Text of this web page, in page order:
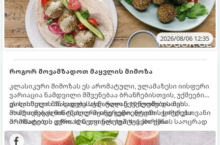
2026/08/06 12:35
როგორ მოვამზადოთ მაყვლის მიმოზა
კლასიკური მიმოზას ეს არომატული, ულამაზესი იისფერი
ვარიაცია ნამდვილი მშვენებაა ბრანჩებისთვის, უქმეების
დილისთვის ან სადღესასწაულო წვეულებებისთვის.
ახალი მაყვლის ტკბილ-მჟავე გემო, ლაიმის ციტრუსოვანი
არომატი და ცქრიალა ღვინის ბუშტუკები ქმნის საოცრად
დახვეწილ და მაგრილებელ კოქტეილს.
ეს სასმელი მზადდება სულ რაღაც 10 წუთში და მის
მომზადებას მინიმალური ინგრედიენტები სჭირდება.
მომზადების დრო: 10 წუთი ულუფა: 4–6 პორცია